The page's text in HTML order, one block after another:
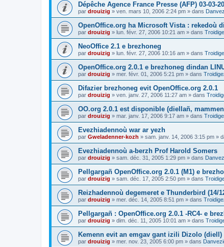
Dépêche Agence France Presse (AFP) 03-03-
par drouizig » ven. mars 10, 2006 2:24 pm » dans
OpenOffice.org ha Microsoft Vista : rekedoù
par drouizig » lun. févr. 27, 2006 10:21 am » dans
NeoOffice 2.1 e brezhoneg
par drouizig » lun. févr. 27, 2006 10:16 am » dans
OpenOffice.org 2.0.1 e brezhoneg dindan
par drouizig » mer. févr. 01, 2006 5:21 pm » dans
Difazier brezhoneg evit OpenOffice.org 2.0.1
par drouizig » ven. janv. 27, 2006 11:27 am » dans
OO.org 2.0.1 est disponible (diellañ,
par drouizig » mar. janv. 17, 2006 9:17 am » dans
Evezhiadennoù war ar yezh
par Gweladenner-kozh » sam. janv. 14, 2006 3:15 pm »
Evezhiadennoù a-berzh Prof Harold Somers
par drouizig » sam. déc. 31, 2005 1:29 pm » dans
Pellgargañ OpenOffice.org 2.0.1 (M1) e
par drouizig » sam. déc. 17, 2005 2:50 pm » dans
Reizhadennoù degemeret e Thunderbird (14/
par drouizig » mer. déc. 14, 2005 8:51 pm » dans
Pellgargañ : OpenOffice.org 2.0.1 -RC4- e
par drouizig » dim. déc. 11, 2005 10:01 am » dans
Kemenn evit an emgav gant izili Dizolo (diell)
par drouizig » mer. nov. 23, 2005 6:00 pm » dans